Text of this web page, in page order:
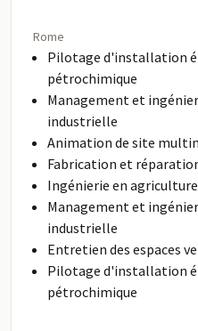
Rome
Pilotage d'installation
pétrochimique
Management et
industrielle
Animation de site
Fabrication et
Ingénierie en
Management et
industrielle
Entretien des espaces
Pilotage d'installation
pétrochimique